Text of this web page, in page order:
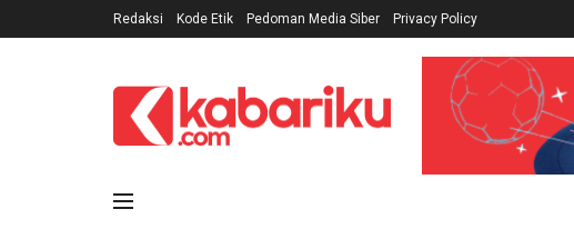
Redaksi Kode Etik Pedoman Media Siber Privacy Policy